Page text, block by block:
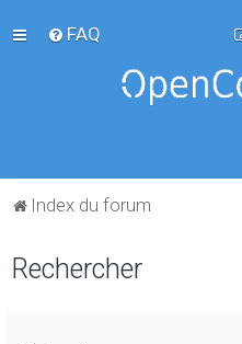
FAQ
Index du forum
Rechercher